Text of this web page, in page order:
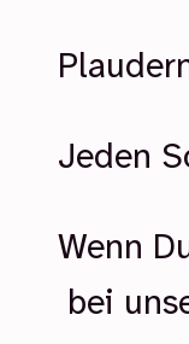
Jeden
Wenn
bei